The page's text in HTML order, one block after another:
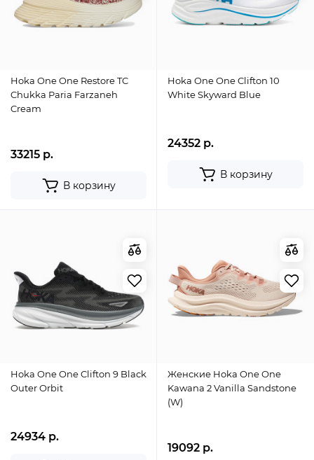
Hoka One One Restore TC
Chukka Paria Farzaneh
Cream
33215 р.
В корзину
Hoka One One Clifton 10
White Skyward Blue
24352 р.
В корзину
Hoka One One Clifton 9 Black
Outer Orbit
24934 р.
Женские Hoka One One
Kawana 2 Vanilla Sandstone
(W)
19092 р.